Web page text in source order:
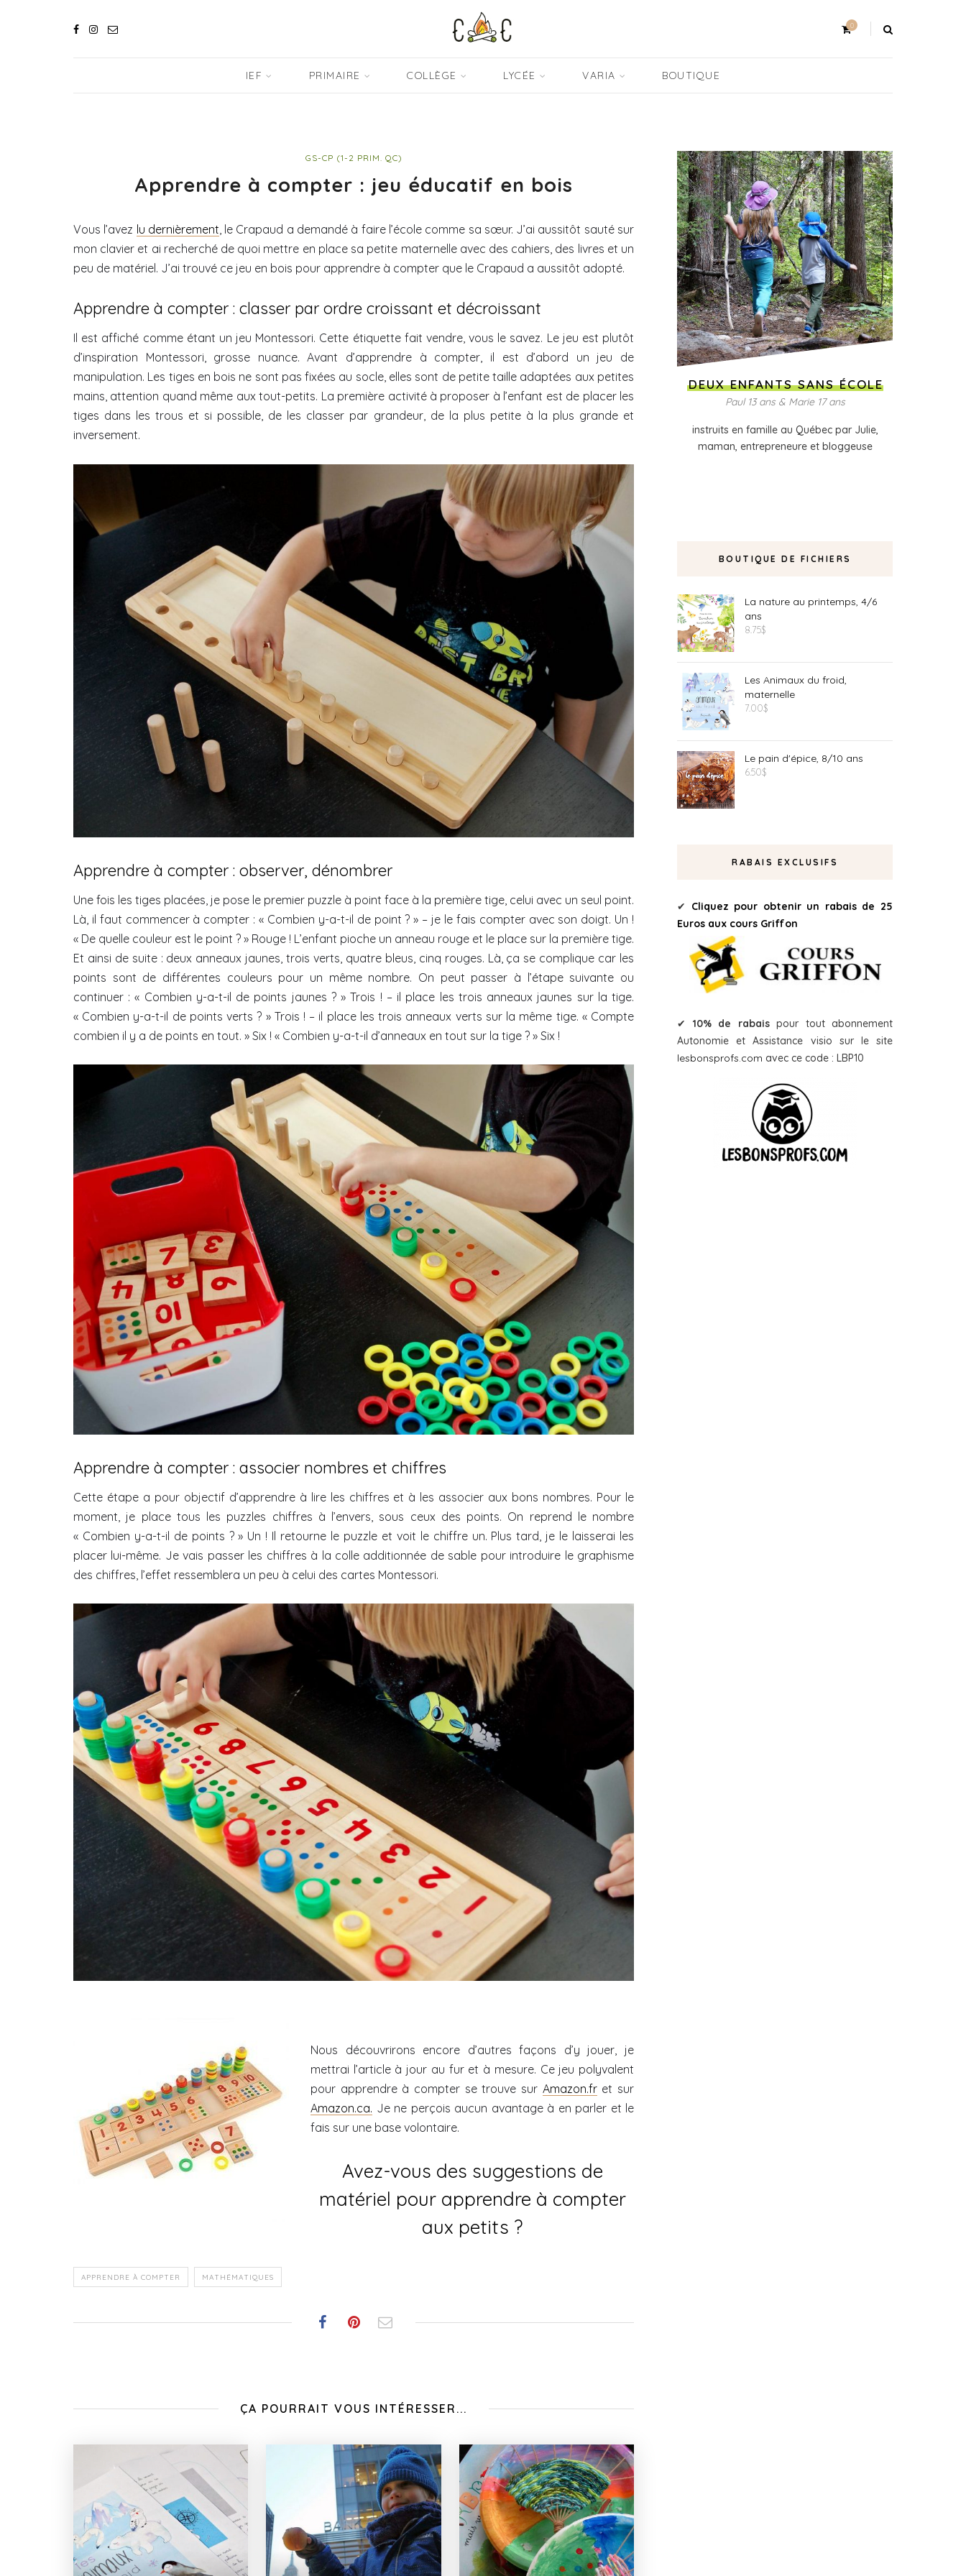
0
IEF PRIMAIRE COLLÈGE LYCÉE VARIA BOUTIQUE
GS-CP (1-2 PRIM. QC)
Apprendre à compter : jeu éducatif en bois
Vous l’avez lu dernièrement, le Crapaud a demandé à faire l’école comme sa sœur. J’ai aussitôt sauté sur
mon clavier et ai recherché de quoi mettre en place sa petite maternelle avec des cahiers, des livres et un
peu de matériel. J’ai trouvé ce jeu en bois pour apprendre à compter que le Crapaud a aussitôt adopté.
Apprendre à compter : classer par ordre croissant et décroissant
Il est affiché comme étant un jeu Montessori. Cette étiquette fait vendre, vous le savez. Le jeu est plutôt
d’inspiration Montessori, grosse nuance. Avant d’apprendre à compter, il est d’abord un jeu de
manipulation. Les tiges en bois ne sont pas fixées au socle, elles sont de petite taille adaptées aux petites
mains, attention quand même aux tout-petits. La première activité à proposer à l’enfant est de placer les
tiges dans les trous et si possible, de les classer par grandeur, de la plus petite à la plus grande et
inversement.
Apprendre à compter : observer, dénombrer
Une fois les tiges placées, je pose le premier puzzle à point face à la première tige, celui avec un seul point.
Là, il faut commencer à compter : « Combien y-a-t-il de point ? » – je le fais compter avec son doigt. Un !
« De quelle couleur est le point ? » Rouge ! L’enfant pioche un anneau rouge et le place sur la première tige.
Et ainsi de suite : deux anneaux jaunes, trois verts, quatre bleus, cinq rouges. Là, ça se complique car les
points sont de différentes couleurs pour un même nombre. On peut passer à l’étape suivante ou
continuer : « Combien y-a-t-il de points jaunes ? » Trois ! – il place les trois anneaux jaunes sur la tige.
« Combien y-a-t-il de points verts ? » Trois ! – il place les trois anneaux verts sur la même tige. « Compte
combien il y a de points en tout. » Six ! « Combien y-a-t-il d’anneaux en tout sur la tige ? » Six !
Apprendre à compter : associer nombres et chiffres
Cette étape a pour objectif d’apprendre à lire les chiffres et à les associer aux bons nombres. Pour le
moment, je place tous les puzzles chiffres à l’envers, sous ceux des points. On reprend le nombre
« Combien y-a-t-il de points ? » Un ! Il retourne le puzzle et voit le chiffre un. Plus tard, je le laisserai les
placer lui-même. Je vais passer les chiffres à la colle additionnée de sable pour introduire le graphisme
des chiffres, l’effet ressemblera un peu à celui des cartes Montessori.
Nous découvrirons encore d’autres façons d’y jouer, je
mettrai l’article à jour au fur et à mesure. Ce jeu polyvalent
pour apprendre à compter se trouve sur Amazon.fret sur
Amazon.ca. Je ne perçois aucun avantage à en parler et le
fais sur une base volontaire.
Avez-vous des suggestions de
matériel pour apprendre à compter
aux petits ?
APPRENDRE À COMPTER MATHÉMATIQUES
ÇA POURRAIT VOUS INTÉRESSER...
DEUX ENFANTS SANS ÉCOLE
Paul 13 ans & Marie 17 ans
instruits en famille au Québec par Julie,
maman, entrepreneure et bloggeuse
BOUTIQUE DE FICHIERS
La nature au printemps, 4/6
ans
8.75$
Les Animaux du froid,
maternelle
7.00$
Le pain d'épice, 8/10 ans
6.50$
RABAIS EXCLUSIFS
✔ Cliquez pour obtenir un rabais de 25
Euros aux cours Griffon
✔ 10% de rabaispour tout abonnement
Autonomie et Assistance visio sur le site
lesbonsprofs.com avec ce code : LBP10